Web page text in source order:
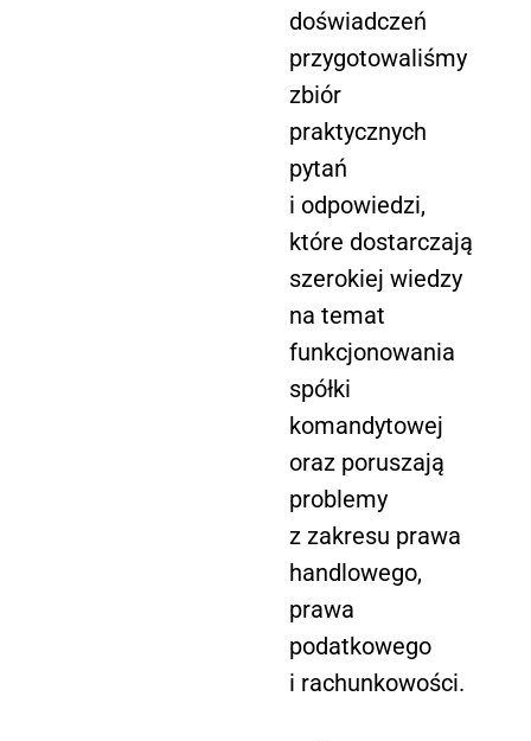
doświadczeń
przygotowaliśmy
zbiór
praktycznych
pytań
i odpowiedzi,
które dostarczają
szerokiej wiedzy
na temat
funkcjonowania
spółki
komandytowej
oraz poruszają
problemy
z zakresu prawa
handlowego,
prawa
podatkowego
i rachunkowości.